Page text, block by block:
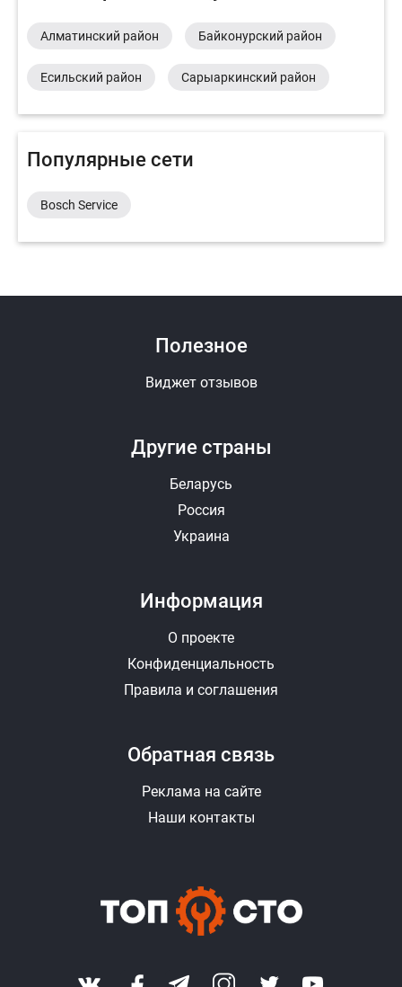
Алматинский район Байконурский район
Есильский район Сарыаркинский район
Популярные сети
Bosch Service
Другие страны
Беларусь
Россия
Украина
Полезное
Виджет отзывов
Информация
О проекте
Конфиденциальность
Правила и соглашения
Обратная связь
Реклама на сайте
Наши контакты